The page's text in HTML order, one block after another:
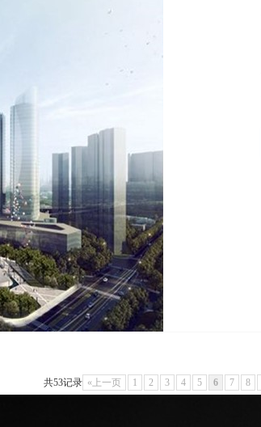
共53记录 «上一页 1 2 3 4 5 6 7 8